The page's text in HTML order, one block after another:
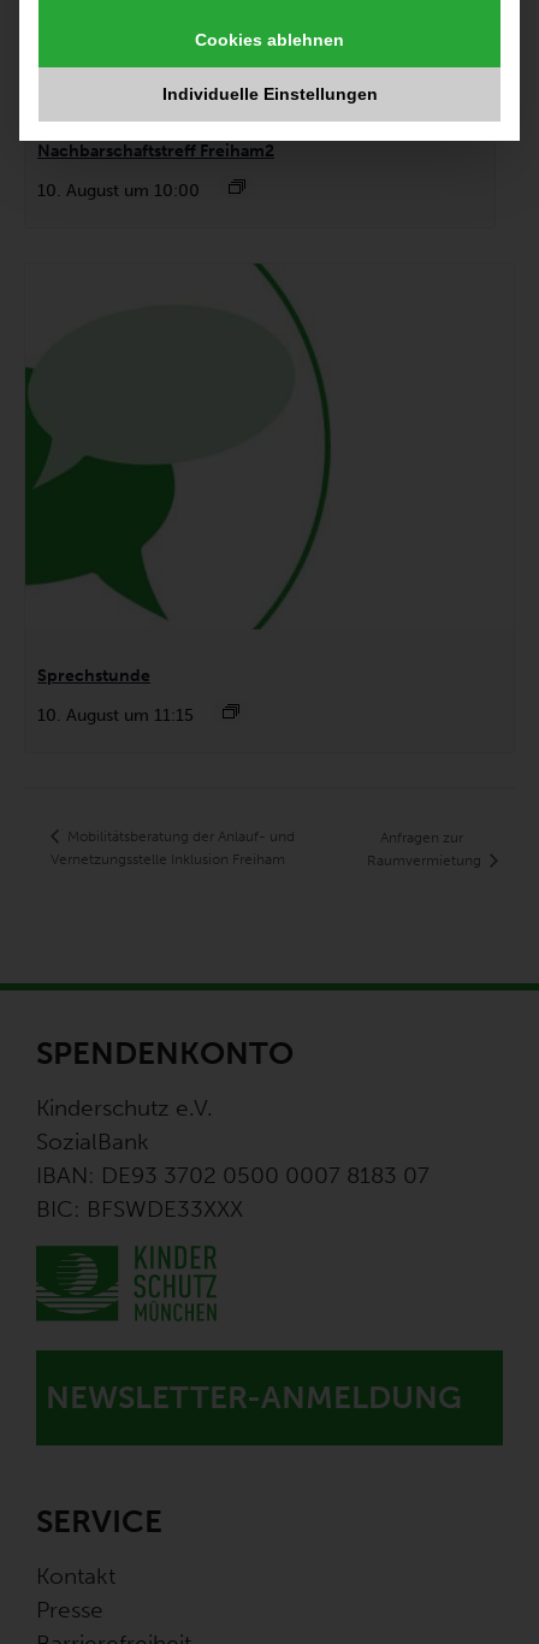
Bürosprechstunde private Raumnutzung
Nachbarschaftstreff Freiham2
10. August um 10:00
Sprechstunde
10. August um 11:15
Mobilitätsberatung der Anlauf- und
Vernetzungsstelle Inklusion Freiham
Anfragen zur
Raumvermietung
SPENDENKONTO
Kinderschutz e.V.
SozialBank
IBAN: DE93 3702 0500 0007 8183 07
BIC: BFSWDE33XXX
NEWSLETTER-ANMELDUNG
SERVICE
Kontakt
Presse
Cookies ablehnen
Individuelle Einstellungen